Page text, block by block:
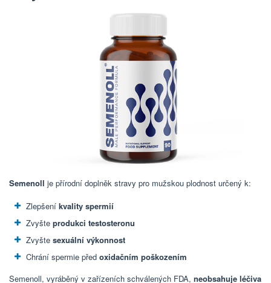
Semenoll je přírodní doplněk stravy pro mužskou plodnost určený k:
Zlepšení kvality spermií
Zvyšte produkci testosteronu
Zvyšte sexuální výkonnost
Chrání spermie před oxidačním poškozením
Semenoll, vyráběný v zařízeních schválených FDA, neobsahuje léčiva